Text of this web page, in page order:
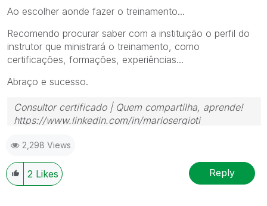
Ao escolher aonde fazer o treinamento...
Recomendo procurar saber com a instituição o perfil do
instrutor que ministrará o treinamento, como
certificações, formações, experiências...
Abraço e sucesso.
Consultor certificado | Quem compartilha, aprende!
https://www.linkedin.com/in/mariosergioti
2,298 Views
2 Likes Reply